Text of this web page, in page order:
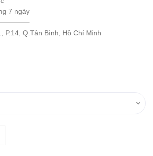
7 ngày
P.14, Q.Tân Bình, Hồ Chí Minh